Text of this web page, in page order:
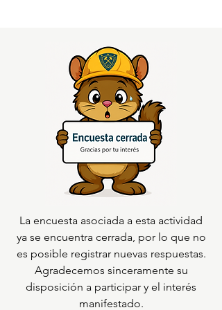
La encuesta asociada a esta actividad
ya se encuentra cerrada, por lo que no
es posible registrar nuevas respuestas.
Agradecemos sinceramente su
disposición a participar y el interés
manifestado.